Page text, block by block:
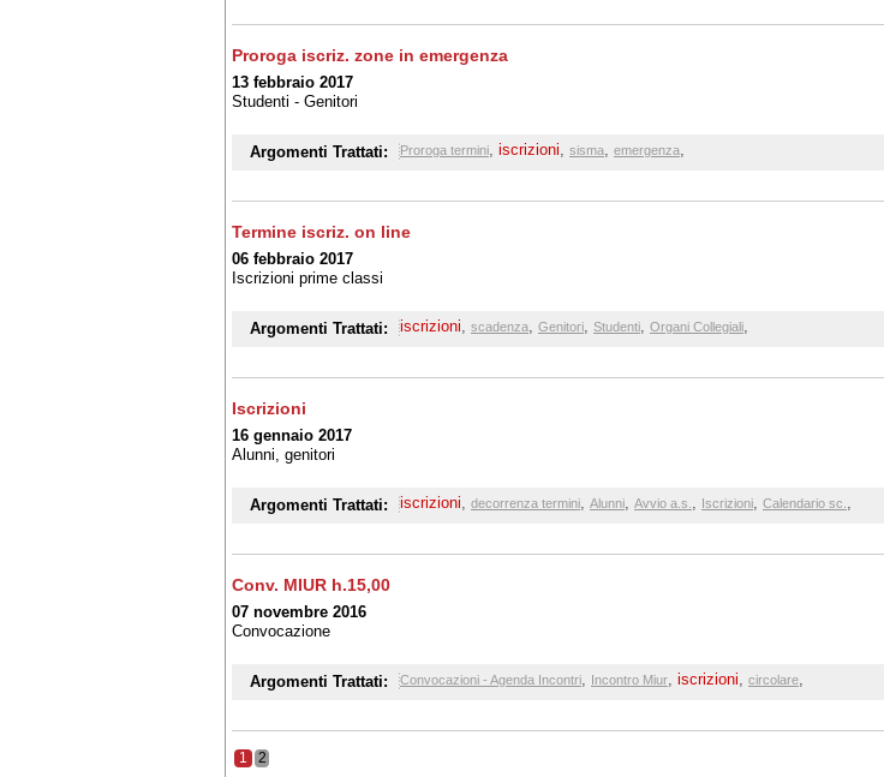
Proroga iscriz. zone in emergenza
13 febbraio 2017
Studenti - Genitori
Argomenti Trattati: Proroga termini, iscrizioni, sisma, emergenza,
Termine iscriz. on line
06 febbraio 2017
Iscrizioni prime classi
Argomenti Trattati: iscrizioni, scadenza, Genitori, Studenti, Organi Collegiali,
Iscrizioni
16 gennaio 2017
Alunni, genitori
Argomenti Trattati: iscrizioni, decorrenza termini, Alunni, Avvio a.s. , Iscrizioni, Calendario sc. ,
Conv. MIUR h.15,00
07 novembre 2016
Convocazione
Argomenti Trattati: Convocazioni - Agenda Incontri, Incontro Miur, iscrizioni, circolare,
1 2